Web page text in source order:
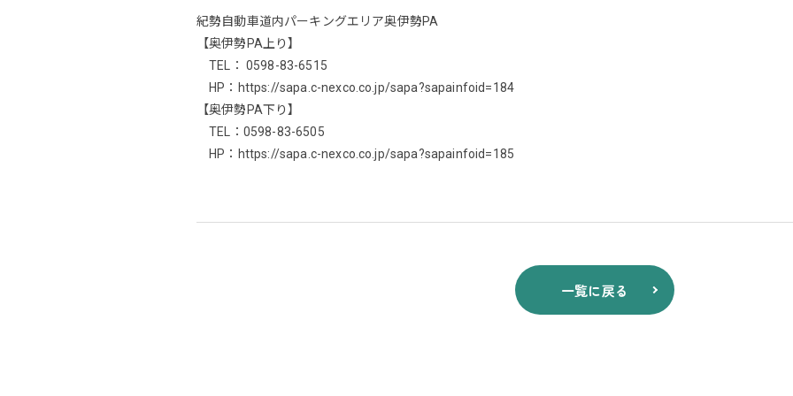
紀勢自動車道内パーキングエリア奥伊勢PA
【奥伊勢PA上り】
TEL： 0598-83-6515
HP：https://sapa.c-nexco.co.jp/sapa?sapainfoid=184
【奥伊勢PA下り】
TEL：0598-83-6505
HP：https://sapa.c-nexco.co.jp/sapa?sapainfoid=185
一覧に戻る